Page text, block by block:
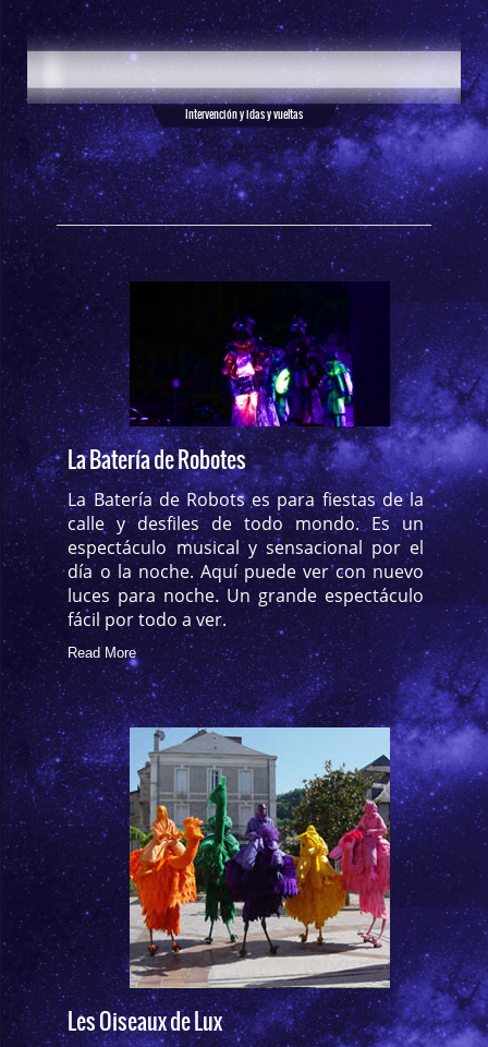
Intervención y idas y vueltas
La Batería de Robotes
La Batería de Robots es para fiestas de la
calle y desfiles de todo mondo. Es un
espectáculo musical y sensacional por el
día o la noche. Aquí puede ver con nuevo
luces para noche. Un grande espectáculo
fácil por todo a ver.
Read More
Les Oiseaux de Lux